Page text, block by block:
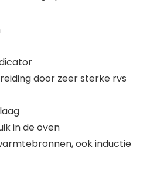
door zeer sterke rvs
in de oven
ook inductie